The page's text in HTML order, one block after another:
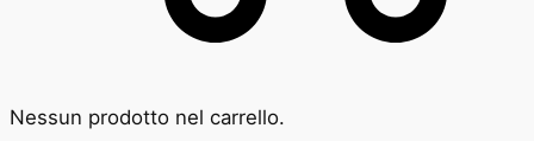
Nessun prodotto nel carrello.